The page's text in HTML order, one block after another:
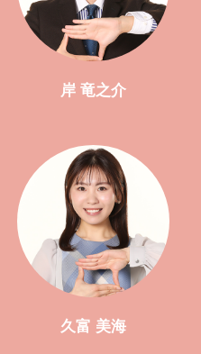
岸 竜之介
久富 美海